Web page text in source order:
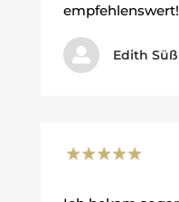
empfehlenswert!
 Edith